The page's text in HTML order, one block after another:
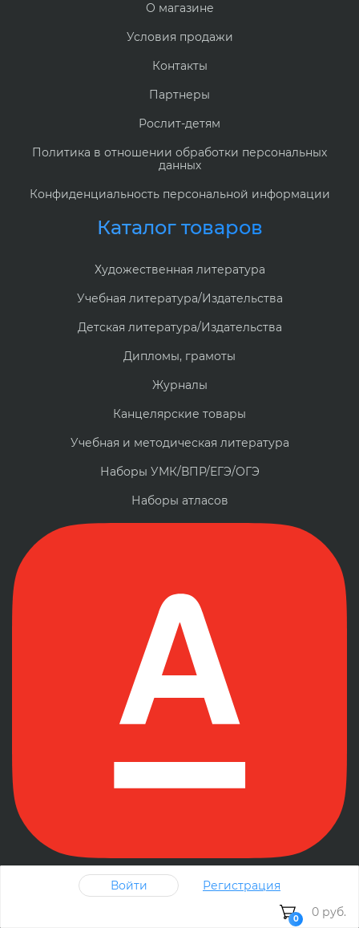
О магазине
Условия продажи
Контакты
Партнеры
Рослит-детям
Политика в отношении обработки персональных
данных
Конфиденциальность персональной информации
Каталог товаров
Художественная литература
Учебная литература/Издательства
Детская литература/Издательства
Дипломы, грамоты
Журналы
Канцелярские товары
Учебная и методическая литература
Наборы УМК/ВПР/ЕГЭ/ОГЭ
Наборы атласов
Оплата банковскими картами осуществляется через
Войти Регистрация
0 0 руб.